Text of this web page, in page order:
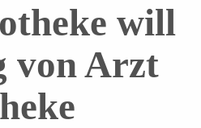
will
von Arzt